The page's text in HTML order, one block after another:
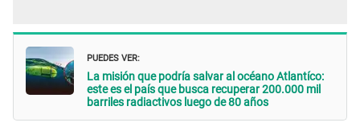
PUEDES VER:
La misión que podría salvar al océano Atlantíco:
este es el país que busca recuperar 200.000 mil
barriles radiactivos luego de 80 años